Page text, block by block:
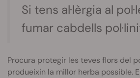
Si tens al·lèrgia al
fumar cabdells
Procura protegir les teves flors del
produeixin la millor herba possible.